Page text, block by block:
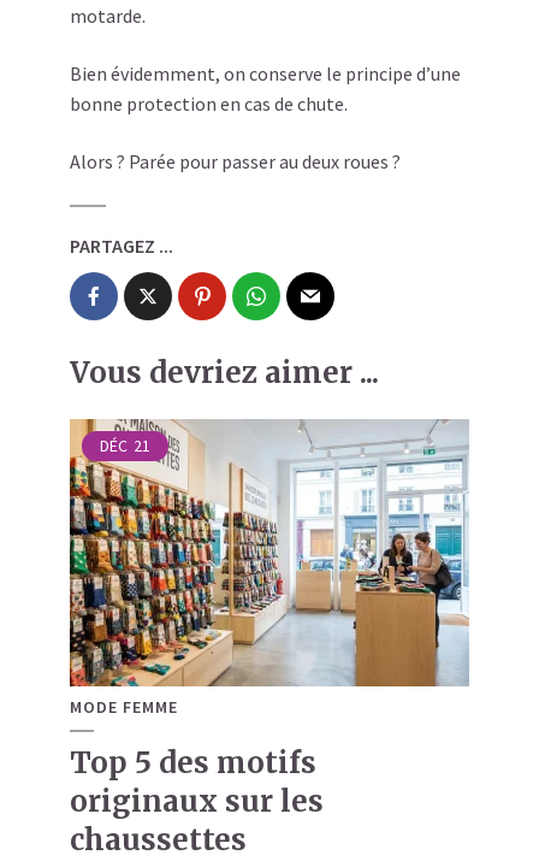
motarde.
Bien évidemment, on conserve le principe d’une
bonne protection en cas de chute.
Alors ? Parée pour passer au deux roues ?
PARTAGEZ ...
Vous devriez aimer ...
DÉC 21
MODE FEMME
Top 5 des motifs
originaux sur les
chaussettes